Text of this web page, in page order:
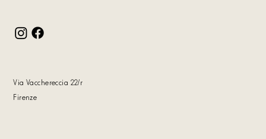
Via Vacchereccia 22/r
Firenze